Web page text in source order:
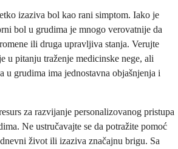
izaziva bol kao rani simptom. Iako je
bol u grudima je mnogo verovatnije da
ili druga upravljiva stanja. Verujte
u pitanju traženje medicinske nege, ali
u grudima ima jednostavna objašnjenja i
za razvijanje personalizovanog pristupa
Ne ustručavajte se da potražite pomoć
život ili izaziva značajnu brigu. Sa